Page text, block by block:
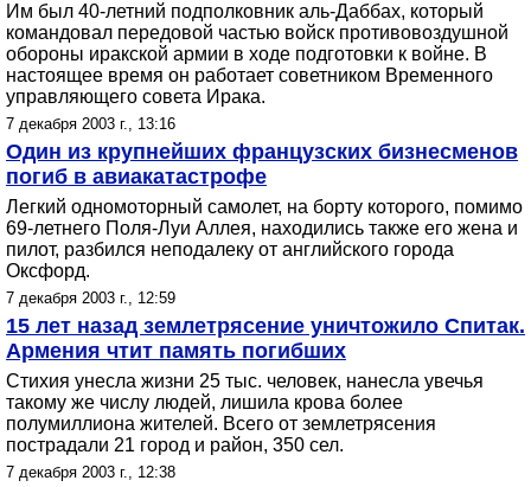
Им был 40-летний подполковник аль-Даббах, который
командовал передовой частью войск противовоздушной
обороны иракской армии в ходе подготовки к войне. В
настоящее время он работает советником Временного
управляющего совета Ирака.
7 декабря 2003 г., 13:16
Один из крупнейших французских бизнесменов
погиб в авиакатастрофе
Легкий одномоторный самолет, на борту которого, помимо
69-летнего Поля-Луи Аллея, находились также его жена и
пилот, разбился неподалеку от английского города
Оксфорд.
7 декабря 2003 г., 12:59
15 лет назад землетрясение уничтожило Спитак.
Армения чтит память погибших
Стихия унесла жизни 25 тыс. человек, нанесла увечья
такому же числу людей, лишила крова более
полумиллиона жителей. Всего от землетрясения
пострадали 21 город и район, 350 сел.
7 декабря 2003 г., 12:38